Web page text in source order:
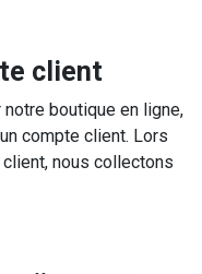
client
boutique en ligne,
compte client. Lors
nous collectons